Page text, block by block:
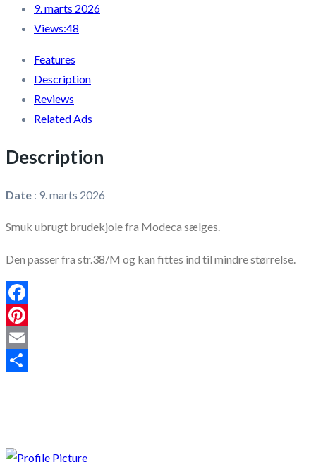
9. marts 2026
Views:48
Features
Description
Reviews
Related Ads
Description
Date : 9. marts 2026
Smuk ubrugt brudekjole fra Modeca sælges.
Den passer fra str.38/M og kan fittes ind til mindre størrelse.
Facebook
Pinterest
Email